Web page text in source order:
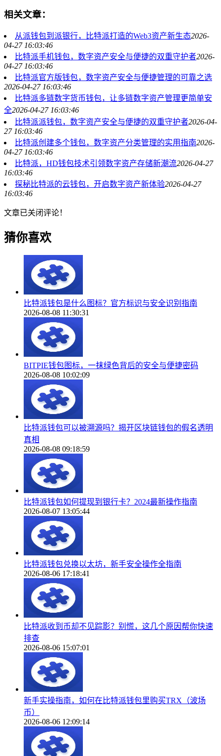
相关文章：
从派钱包到派银行，比特派打造的Web3资产新生态2026-
04-27 16:03:46
比特派手机钱包，数字资产安全与便捷的双重守护者2026-
04-27 16:03:46
比特派官方版钱包，数字资产安全与便捷管理的可靠之选
2026-04-27 16:03:46
比特派多链数字货币钱包，让多链数字资产管理更简单安
全2026-04-27 16:03:46
比特派派钱包，数字资产安全与便捷的双重守护者2026-04-
27 16:03:46
比特派创建多个钱包，数字资产分类管理的实用指南2026-
04-27 16:03:46
比特派，HD钱包技术引领数字资产存储新潮流2026-04-27
16:03:46
探秘比特派的云钱包，开启数字资产新体验2026-04-27
16:03:46
文章已关闭评论！
猜你喜欢
比特派钱包是什么图标？官方标识与安全识别指南
2026-08-08 11:30:31
BITPIE钱包图标，一抹绿色背后的安全与便捷密码
2026-08-08 10:02:09
比特派钱包可以被溯源吗？揭开区块链钱包的假名透明
真相
2026-08-08 09:18:59
比特派钱包如何提现到银行卡？2024最新操作指南
2026-08-07 13:05:44
比特派钱包兑换以太坊，新手安全操作全指南
2026-08-06 17:18:41
比特派收到币却不见踪影？别慌，这几个原因帮你快速
排查
2026-08-06 15:07:01
新手实操指南，如何在比特派钱包里购买TRX（波场
币）
2026-08-06 12:09:14